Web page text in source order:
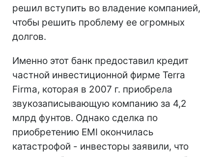
решил вступить во владение компанией,
чтобы решить проблему ее огромных
долгов.
Именно этот банк предоставил кредит
частной инвестиционной фирме Terra
Firma, которая в 2007 г. приобрела
звукозаписывающую компанию за 4,2
млрд фунтов. Однако сделка по
приобретению EMI окончилась
катастрофой - инвесторы заявили, что